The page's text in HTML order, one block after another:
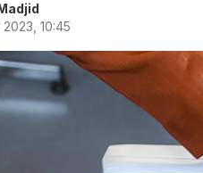
10:45